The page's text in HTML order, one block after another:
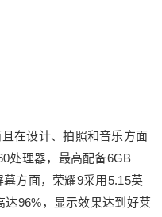
在设计、拍照和音乐方面
处理器，最高配备6GB
方面，荣耀9采用5.15英
达96%，显示效果达到好莱